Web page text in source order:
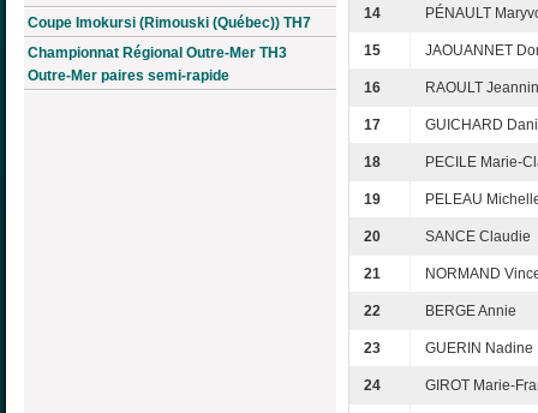
Coupe Imokursi (Rimouski (Québec)) TH7
Championnat Régional Outre-Mer TH3
Outre-Mer paires semi-rapide
14 PÉNAULT
15 JAOUANNET
16 RAOULT
17 GUICHARD
18 PECILE Marie-
19 PELEAU
20 SANCE Claudie
21 NORMAND
22 BERGE Annie
23 GUERIN Nadine
24 GIROT Marie-